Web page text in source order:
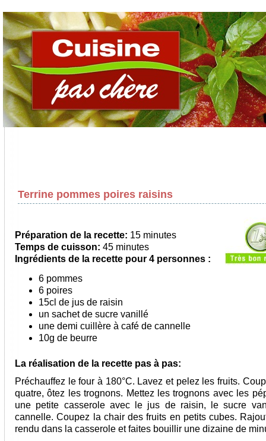
Terrine pommes poires raisins
Préparation de la recette: 15 minutes
Temps de cuisson: 45 minutes
Ingrédients de la recette pour 4 personnes :
6 pommes
6 poires
15cl de jus de raisin
un sachet de sucre vanillé
une demi cuillère à café de cannelle
10g de beurre
La réalisation de la recette pas à pas:
Préchauffez le four à 180°C. Lavez et pelez les fruits.
quatre, ôtez les trognons. Mettez les trognons avec les
une petite casserole avec le jus de raisin, le sucre
cannelle. Coupez la chair des fruits en petits cubes.
rendu dans la casserole et faites bouillir une dizaine de